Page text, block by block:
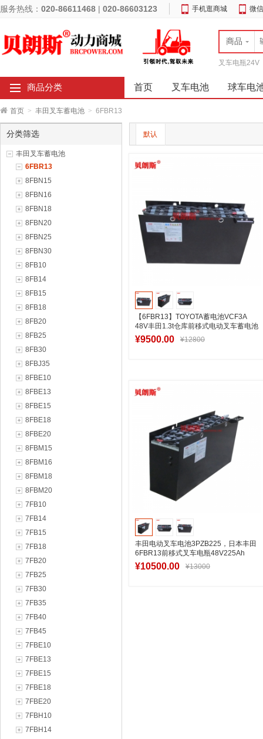
服务热线： 020-86611468 | 020-86603123 手机逛商城 微
商品
叉车电瓶24V
商品分类 首页 叉车电池 球车电
首页 > 丰田叉车蓄电池 > 6FBR13
分类筛选
丰田叉车蓄电池
6FBR13
8FBN15
8FBN16
8FBN18
8FBN20
8FBN25
8FBN30
8FB10
8FB14
8FB15
8FB18
8FB20
8FB25
8FB30
8FBJ35
8FBE10
8FBE13
8FBE15
8FBE18
8FBE20
8FBM15
8FBM16
8FBM18
8FBM20
7FB10
7FB14
7FB15
7FB18
7FB20
7FB25
7FB30
7FB35
7FB40
7FB45
7FBE10
7FBE13
7FBE15
7FBE18
7FBE20
7FBH10
7FBH14
默认
【6FBR13】TOYOTA蓄电池VCF3A
48V丰田1.3t仓库前移式电动叉车蓄电池
201Ah
¥9500.00 ¥12800
丰田电动叉车电池3PZB225，日本丰田
6FBR13前移式叉车电瓶48V225Ah
¥10500.00 ¥13000